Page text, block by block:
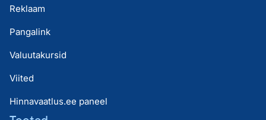
Reklaam
Pangalink
Valuutakursid
Viited
Hinnavaatlus.ee paneel